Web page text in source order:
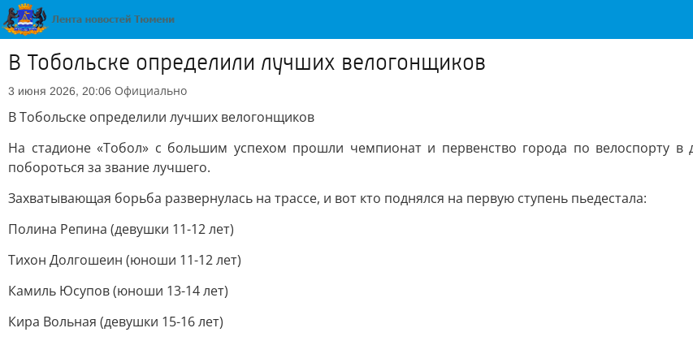
В Тобольске определили лучших велогонщиков
3 июня 2026, 20:06 Официально
В Тобольске определили лучших велогонщиков
На стадионе «Тобол» с большим успехом прошли чемпионат и первенство города по велоспорту
побороться за звание лучшего.
Захватывающая борьба развернулась на трассе, и вот кто поднялся на первую ступень пьедестала:
Полина Репина (девушки 11-12 лет)
Тихон Долгошеин (юноши 11-12 лет)
Камиль Юсупов (юноши 13-14 лет)
Кира Вольная (девушки 15-16 лет)